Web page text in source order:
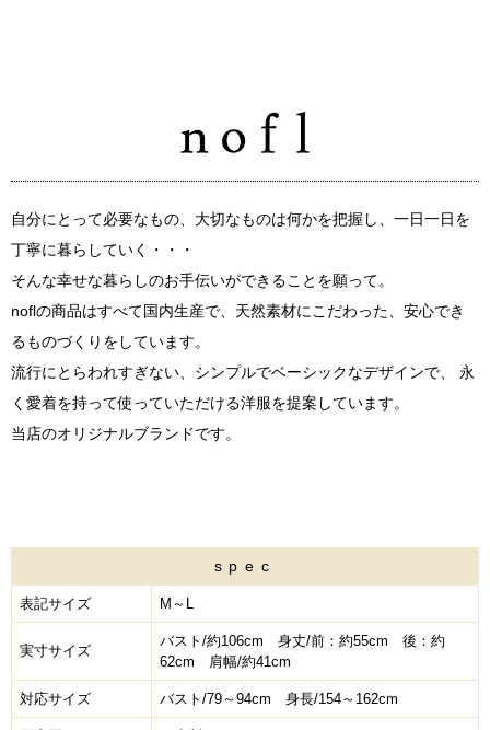
自分にとって必要なもの、大切なものは何かを把握し、一日一日を
丁寧に暮らしていく・・・
そんな幸せな暮らしのお手伝いができることを願って。
noflの商品はすべて国内生産で、天然素材にこだわった、安心でき
るものづくりをしています。
流行にとらわれすぎない、シンプルでベーシックなデザインで、 永
く愛着を持って使っていただける洋服を提案しています。
当店のオリジナルブランドです。
spec
表記サイズ M～L
実寸サイズ
バスト/約106cm 身丈/前：約55cm 後：約
62cm 肩幅/約41cm
対応サイズ バスト/79～94cm 身長/154～162cm